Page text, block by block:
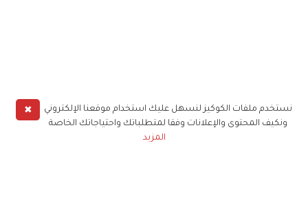
✖
نستخدم ملفات الكوكيز لنسهل عليك استخدام موقعنا الإلكتروني
ونكيف المحتوى والإعلانات وفقا لمتطلباتك واحتياجاتك الخاصة
المزيد